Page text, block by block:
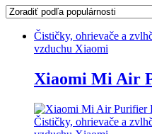
Čističky, ohrievače a
vzduchu Xiaomi
Xiaomi Mi Air
Čističky, ohrievače a